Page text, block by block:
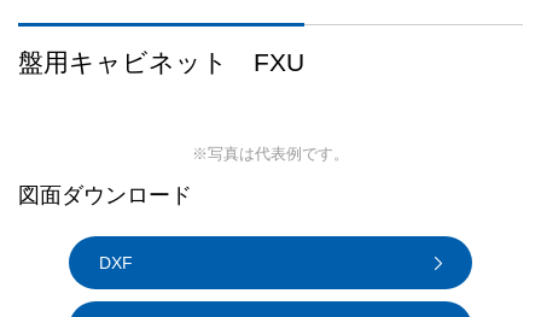
盤用キャビネット FXU
※写真は代表例です。
図面ダウンロード
DXF